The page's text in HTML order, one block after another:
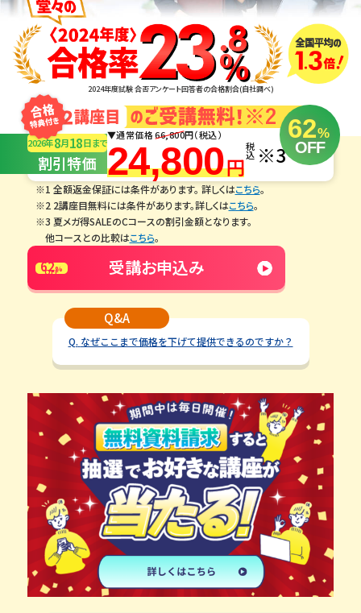
2024年度試験 合否アンケート回答者の合格割合(自社調べ)
62%
OFF
2026年8月18日まで
割引特価
▼通常価格66,800円（税込）
24,800円
税込 ※3
※1 全額返金保証には条件があります。 詳しくはこちら。
※2 2講座目無料には条件があります。詳しくはこちら。
※3 夏メガ得SALEのCコースの割引金額となります。
他コースとの比較はこちら。
62%
OFF 受講お申込み
Q&A
Q. なぜここまで価格を下げて提供できるのですか？